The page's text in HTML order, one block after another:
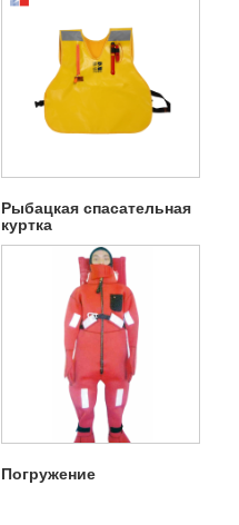
Рыбацкая спасательная
куртка
Погружение